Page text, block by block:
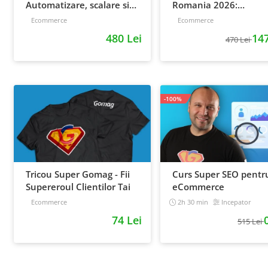
Automatizare, scalare si
loializare: ponturi pentru
Ecommerce
480 Lei
Romania 2026:
inregistrari +
Ecommerce
470 Lei
Tricou Super Gomag - Fii
Supereroul Clientilor Tai
Ecommerce
74 Lei
Curs Super SEO
eCommerce
2h 30 min Incepator
515 Lei
-100%